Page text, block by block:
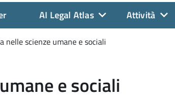
AI Legal Atlas
Attività
nelle scienze umane e sociali
e sociali